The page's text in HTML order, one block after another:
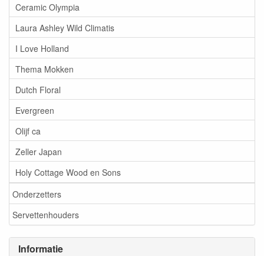
Ceramic Olympia
Laura Ashley Wild Climatis
I Love Holland
Thema Mokken
Dutch Floral
Evergreen
Olijf ca
Zeller Japan
Holy Cottage Wood en Sons
Onderzetters
Servettenhouders
Informatie